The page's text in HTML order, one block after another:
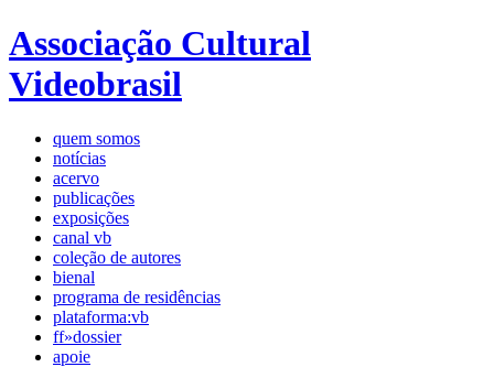
Associação Cultural
Videobrasil
quem somos
notícias
acervo
publicações
exposições
canal vb
coleção de autores
bienal
programa de residências
plataforma:vb
ff»dossier
apoie